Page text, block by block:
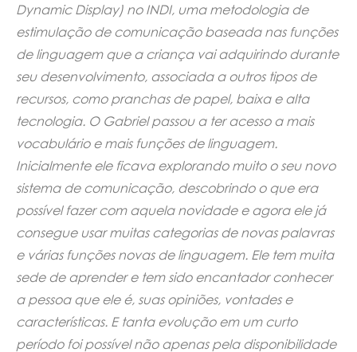
Dynamic Display) no INDI, uma metodologia de
estimulação de comunicação baseada nas funções
de linguagem que a criança vai adquirindo durante
seu desenvolvimento, associada a outros tipos de
recursos, como pranchas de papel, baixa e alta
tecnologia. O Gabriel passou a ter acesso a mais
vocabulário e mais funções de linguagem.
Inicialmente ele ficava explorando muito o seu novo
sistema de comunicação, descobrindo o que era
possível fazer com aquela novidade e agora ele já
consegue usar muitas categorias de novas palavras
e várias funções novas de linguagem. Ele tem muita
sede de aprender e tem sido encantador conhecer
a pessoa que ele é, suas opiniões, vontades e
características. E tanta evolução em um curto
período foi possível não apenas pela disponibilidade